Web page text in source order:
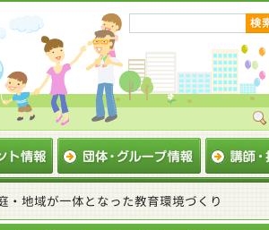
・地域が一体となった教育環境づくり